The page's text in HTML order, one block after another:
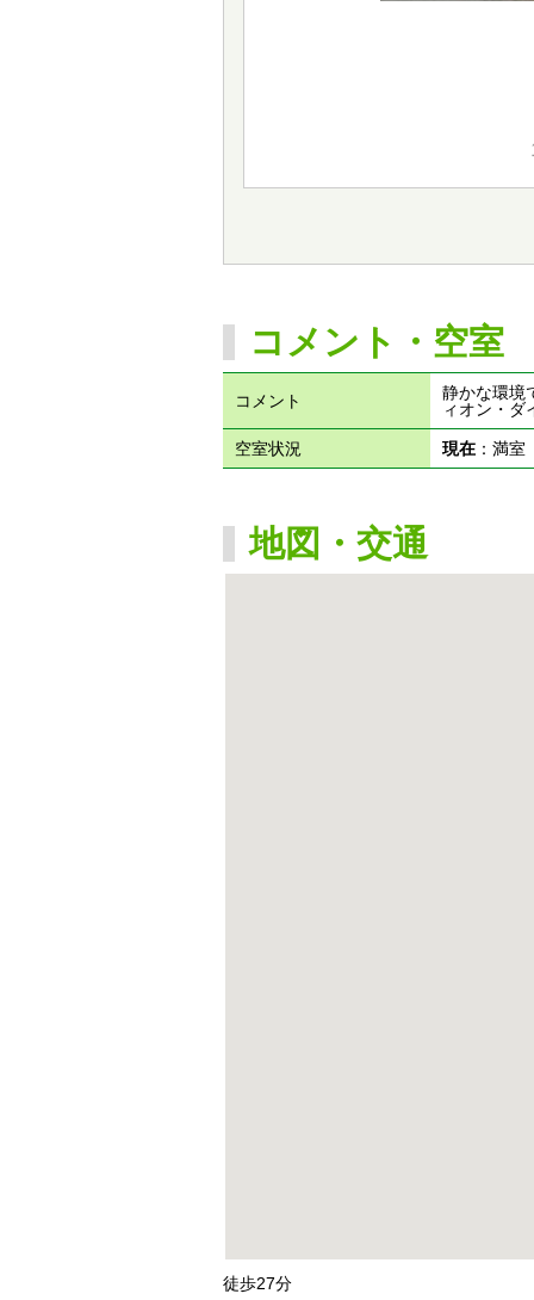
コメント・空室
コメント
静かな環境
ィオン・ダ
空室状況 現在：満
地図・交通
徒歩27分